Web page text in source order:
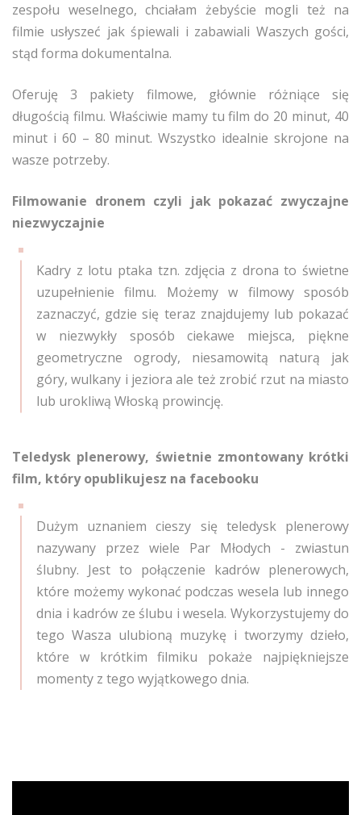
zespołu weselnego, chciałam żebyście mogli też na
filmie usłyszeć jak śpiewali i zabawiali Waszych gości,
stąd forma dokumentalna.
Oferuję 3 pakiety filmowe, głównie różniące się
długością filmu. Właściwie mamy tu film do 20 minut, 40
minut i 60 – 80 minut. Wszystko idealnie skrojone na
wasze potrzeby.
Filmowanie dronem czyli jak pokazać zwyczajne
niezwyczajnie
Kadry z lotu ptaka tzn. zdjęcia z drona to świetne
uzupełnienie filmu. Możemy w filmowy sposób
zaznaczyć, gdzie się teraz znajdujemy lub pokazać
w niezwykły sposób ciekawe miejsca, piękne
geometryczne ogrody, niesamowitą naturą jak
góry, wulkany i jeziora ale też zrobić rzut na miasto
lub urokliwą Włoską prowincję.
Teledysk plenerowy, świetnie zmontowany krótki
film, który opublikujesz na facebooku
Dużym uznaniem cieszy się teledysk plenerowy
nazywany przez wiele Par Młodych - zwiastun
ślubny. Jest to połączenie kadrów plenerowych,
które możemy wykonać podczas wesela lub innego
dnia i kadrów ze ślubu i wesela. Wykorzystujemy do
tego Wasza ulubioną muzykę i tworzymy dzieło,
które w krótkim filmiku pokaże najpiękniejsze
momenty z tego wyjątkowego dnia.